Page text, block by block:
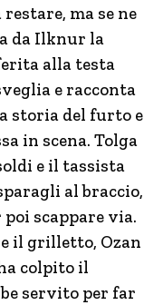
restare, ma se ne
da Ilknur la
alla testa
e racconta
storia del furto e
in scena. Tolga
e il tassista
al braccio,
poi scappare via.
il grilletto, Ozan
colpito il
servito per far